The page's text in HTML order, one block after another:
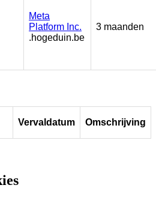
Meta
Platform Inc.
.hogeduin.be
3 maanden
Vervaldatum Omschrijving